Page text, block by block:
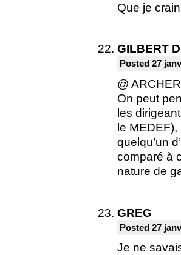
Que je
GILBERT
Posted 27
@
On peut
les
le
quelqu’un
comparé à
nature de
GREG
Posted 27
Je ne